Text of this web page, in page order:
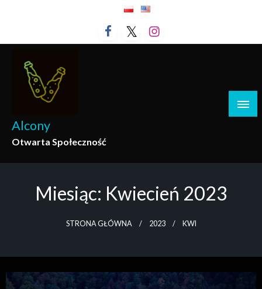
Alcony
Otwarta Społeczność
Miesiąc: Kwiecień 2023
STRONA GŁÓWNA 2023 KWI